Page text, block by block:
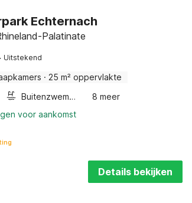
Echternach
Palatinate
· Uitstekend
· 25 m² oppervlakte
Buitenzwembad
8 meer
voor aankomst
Details bekijken